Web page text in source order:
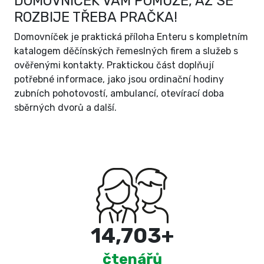
ROZBIJE TŘEBA PRAČKA!
Domovníček je praktická příloha Enteru s kompletním
katalogem děčínských řemeslných firem a služeb s
ověřenými kontakty. Praktickou část doplňují
potřebné informace, jako jsou ordinační hodiny
zubních pohotovostí, ambulancí, otevírací doba
sběrných dvorů a další.
15,000+
čtenářů